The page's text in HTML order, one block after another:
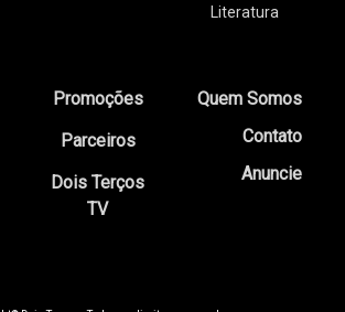
Literatura
Promoções
Parceiros
Dois Terços
TV
Quem Somos
Contato
Anuncie